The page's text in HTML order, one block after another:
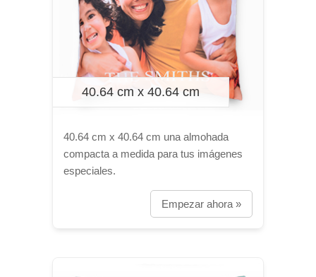
40.64 cm x 40.64 cm
40.64 cm x 40.64 cm una almohada
compacta a medida para tus imágenes
especiales.
Empezar ahora »